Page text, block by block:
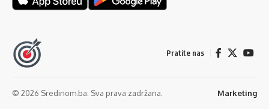
Pratite nas
© 2026 Sredinom.ba. Sva prava zadržana. Marketing